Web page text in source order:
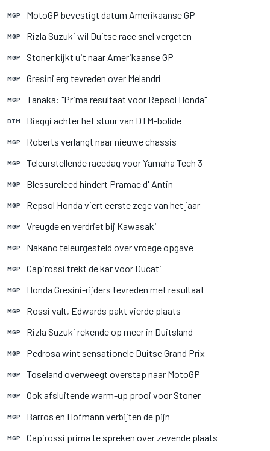
MGP MotoGP bevestigt datum Amerikaanse GP
MGP Rizla Suzuki wil Duitse race snel vergeten
MGP Stoner kijkt uit naar Amerikaanse GP
MGP Gresini erg tevreden over Melandri
MGP Tanaka: "Prima resultaat voor Repsol Honda"
DTM Biaggi achter het stuur van DTM-bolide
MGP Roberts verlangt naar nieuwe chassis
MGP Teleurstellende racedag voor Yamaha Tech 3
MGP Blessureleed hindert Pramac d' Antin
MGP Repsol Honda viert eerste zege van het jaar
MGP Vreugde en verdriet bij Kawasaki
MGP Nakano teleurgesteld over vroege opgave
MGP Capirossi trekt de kar voor Ducati
MGP Honda Gresini-rijders tevreden met resultaat
MGP Rossi valt, Edwards pakt vierde plaats
MGP Rizla Suzuki rekende op meer in Duitsland
MGP Pedrosa wint sensationele Duitse Grand Prix
MGP Toseland overweegt overstap naar MotoGP
MGP Ook afsluitende warm-up prooi voor Stoner
MGP Barros en Hofmann verbijten de pijn
MGP Capirossi prima te spreken over zevende plaats